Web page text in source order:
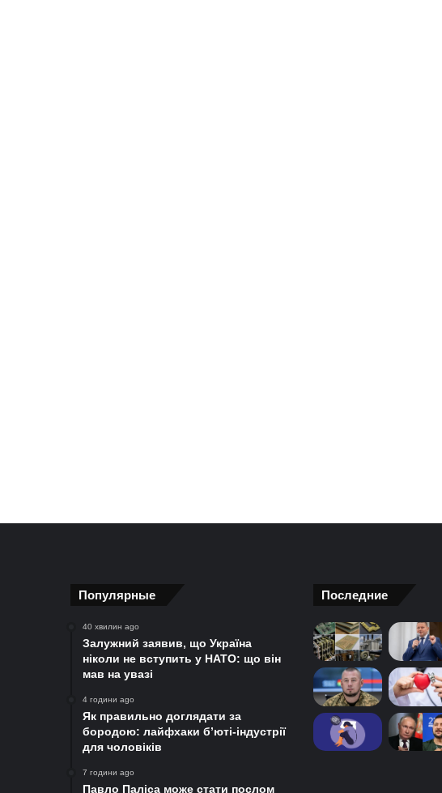
Популярные
40 хвилин ago
Залужний заявив, що Україна
ніколи не вступить у НАТО: що він
мав на увазі
4 години ago
Як правильно доглядати за
бородою: лайфхаки б’юті-індустрії
для чоловіків
7 години ago
Павло Паліса може стати послом
Последние